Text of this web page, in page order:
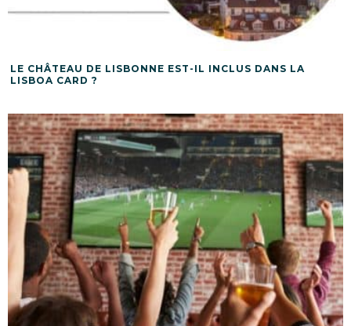
LE CHÂTEAU DE LISBONNE EST-IL INCLUS DANS LA
LISBOA CARD ?